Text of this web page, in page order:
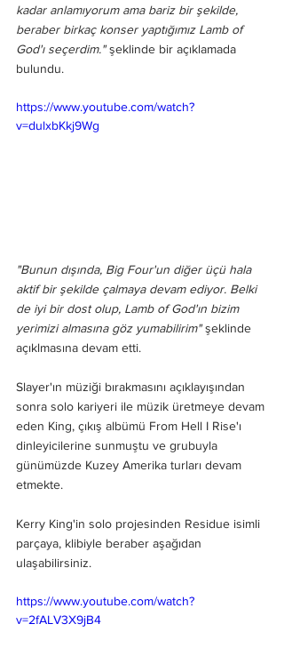
kadar anlamıyorum ama bariz bir şekilde,
beraber birkaç konser yaptığımız Lamb of
God'ı seçerdim." şeklinde bir açıklamada
bulundu.
https://www.youtube.com/watch?
v=dulxbKkj9Wg
"Bunun dışında, Big Four'un diğer üçü hala
aktif bir şekilde çalmaya devam ediyor. Belki
de iyi bir dost olup, Lamb of God'ın bizim
yerimizi almasına göz yumabilirim" şeklinde
açıklmasına devam etti.
Slayer'ın müziği bırakmasını açıklayışından
sonra solo kariyeri ile müzik üretmeye devam
eden King, çıkış albümü From Hell I Rise'ı
dinleyicilerine sunmuştu ve grubuyla
günümüzde Kuzey Amerika turları devam
etmekte.
Kerry King'in solo projesinden Residue isimli
parçaya, klibiyle beraber aşağıdan
ulaşabilirsiniz.
https://www.youtube.com/watch?
v=2fALV3X9jB4